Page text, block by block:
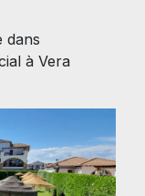
dans
à Vera